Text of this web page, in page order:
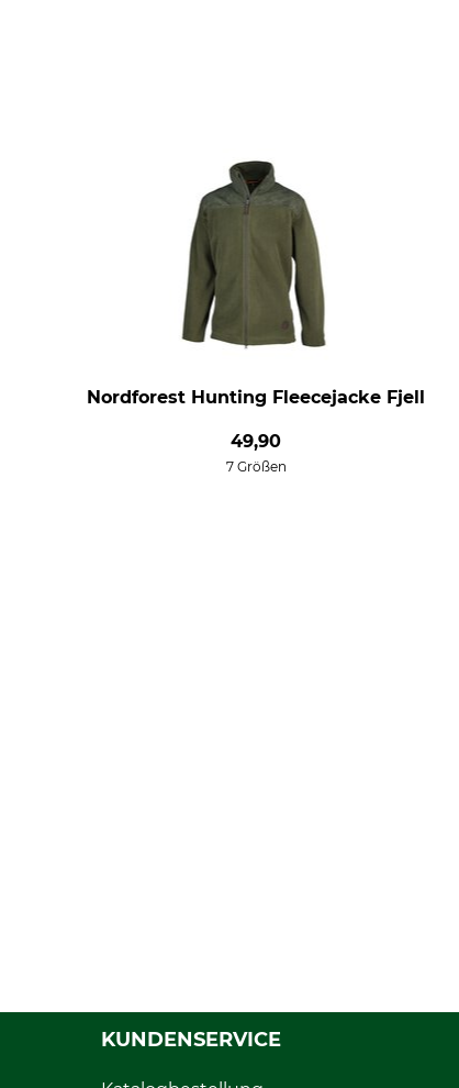
Nordforest Hunting Fleecejacke Fjell
49,90
7 Größen
KUNDENSERVICE